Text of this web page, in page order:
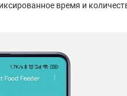
время и